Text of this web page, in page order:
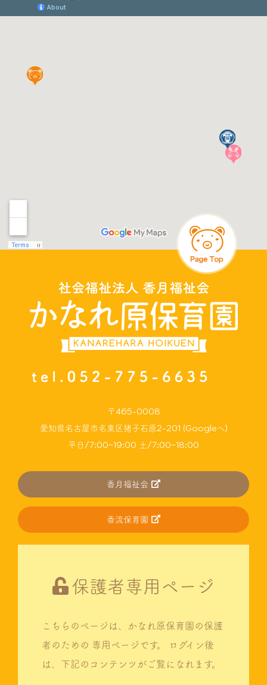
〒465-0008
愛知県名古屋市名東区猪子石原2-201 (Googleへ)
平日/7:00~19:00 土/7:00~18:00
香月福祉会
香流保育園
保護者専用ページ
こちらのページは、かなれ原保育園の保護
者のための 専用ページです。
ログイン後
は、下記のコンテンツがご覧になれます。